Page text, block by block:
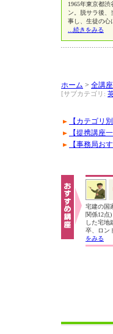
1965年東京都
ン。脱サラ後、
事し、生徒の心
...続きをみる
ホーム > 全講座
[サブカテゴリ:
【カテゴリ
【提携講座
【事務局お
宅建の国
関係12点
した宅地
卒、ロン
をみる